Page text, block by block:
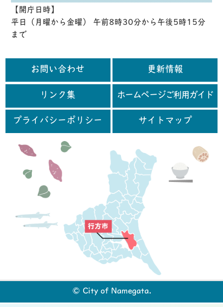
【開庁日時】
平日（月曜から金曜） 午前8時30分から午後5時15分
まで
お問い合わせ 更新情報
リンク集 ホームページご利用ガイド
プライバシーポリシー サイトマップ
© City of Namegata.